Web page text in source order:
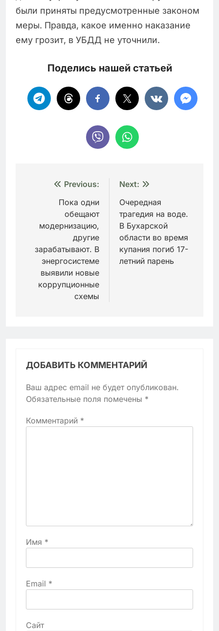
были приняты предусмотренные законом
меры. Правда, какое именно наказание
ему грозит, в УБДД не уточнили.
Поделись нашей статьей
Навигация
записям
Previous:
Пока одни
обещают
модернизацию,
другие
зарабатывают. В
энергосистеме
выявили новые
коррупционные
схемы
Next:
Очередная
трагедия на воде.
В Бухарской
области во время
купания погиб 17-
летний парень
ДОБАВИТЬ КОММЕНТАРИЙ
Ваш адрес email не будет опубликован.
Обязательные поля помечены *
Комментарий *
Имя *
Email *
Сайт